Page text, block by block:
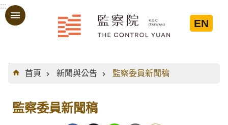
跳到主要內容區塊
:::
EN
:::
首頁
新聞與公告 監察委員新聞稿
監察委員新聞稿